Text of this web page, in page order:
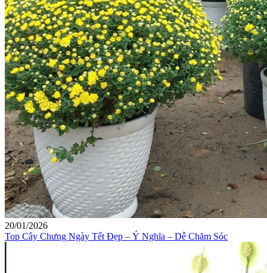
20/01/2026
Top Cây Chưng Ngày Tết Đẹp – Ý Nghĩa – Dễ Chăm Sóc